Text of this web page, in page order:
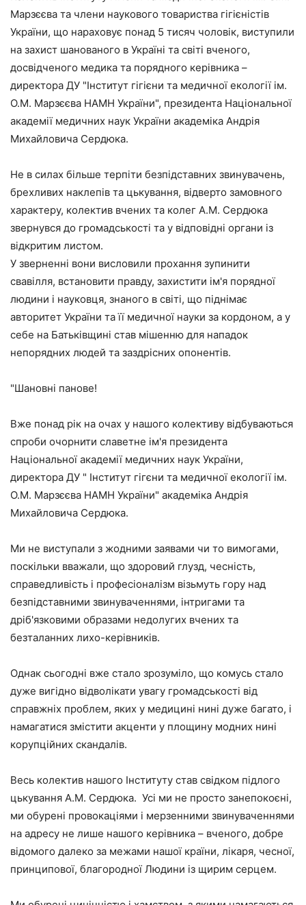
Марзєєва та члени наукового товариства гігієністів
України, що нараховує понад 5 тисяч чоловік, виступили
на захист шанованого в Україні та світі вченого,
досвідченого медика та порядного керівника –
директора ДУ "Інститут гігієни та медичної екології ім.
О.М. Марзєєва НАМН України", президента Національної
академії медичних наук України академіка Андрія
Михайловича Сердюка.
Не в силах більше терпіти безпідставних звинувачень,
брехливих наклепів та цькування, відверто замовного
характеру, колектив вчених та колег А.М. Сердюка
звернувся до громадськості та у відповідні органи із
відкритим листом.
У зверненні вони висловили прохання зупинити
свавілля, встановити правду, захистити ім'я порядної
людини і науковця, знаного в світі, що піднімає
авторитет України та її медичної науки за кордоном, а у
себе на Батьківщині став мішенню для нападок
непорядних людей та заздрісних опонентів.
"Шановні панове!
Вже понад рік на очах у нашого колективу відбуваються
спроби очорнити славетне ім'я президента
Національної академії медичних наук України,
директора ДУ " Інститут гігєни та медичної екології ім.
О.М. Марзєєва НАМН України" академіка Андрія
Михайловича Сердюка.
Ми не виступали з жодними заявами чи то вимогами,
поскільки вважали, що здоровий глузд, чесність,
справедливість і професіоналізм візьмуть гору над
безпідставними звинуваченнями, інтригами та
дріб'язковими образами недолугих вчених та
безталанних лихо-керівників.
Однак сьогодні вже стало зрозуміло, що комусь стало
дуже вигідно відволікати увагу громадськості від
справжніх проблем, яких у медицині нині дуже багато, і
намагатися змістити акценти у площину модних нині
корупційних скандалів.
Весь колектив нашого Інституту став свідком підлого
цькування А.М. Сердюка. Усі ми не просто занепокоєні,
ми обурені провокаціями і мерзенними звинуваченнями
на адресу не лише нашого керівника – вченого, добре
відомого далеко за межами нашої країни, лікаря, чесної,
принципової, благородної Людини із щирим серцем.